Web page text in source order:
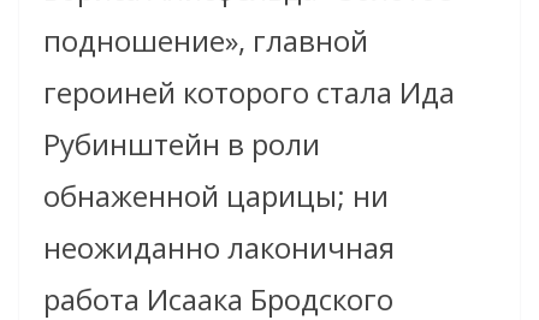
подношение», главной
героиней которого стала Ида
Рубинштейн в роли
обнаженной царицы; ни
неожиданно лаконичная
работа Исаака Бродского